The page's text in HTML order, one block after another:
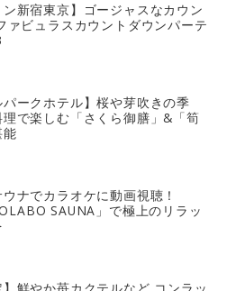
ン新宿東京】ゴージャスなカウン
ァビュラスカウントダウンパーテ
パークホテル】桜や芽吹きの季
で楽しむ「さくら御膳」&「筍
能
ナでカラオケに動画視聴！
SAUNA」で極上のリラッ
】鮮やか苺カクテルなど コンラッ